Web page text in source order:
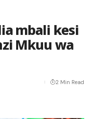
mbali kesi
Mkuu wa
2 Min Read